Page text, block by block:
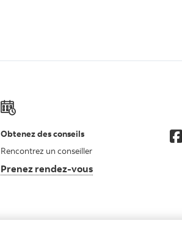
Obtenez des conseils
Rencontrez un conseiller
Prenez rendez-vous